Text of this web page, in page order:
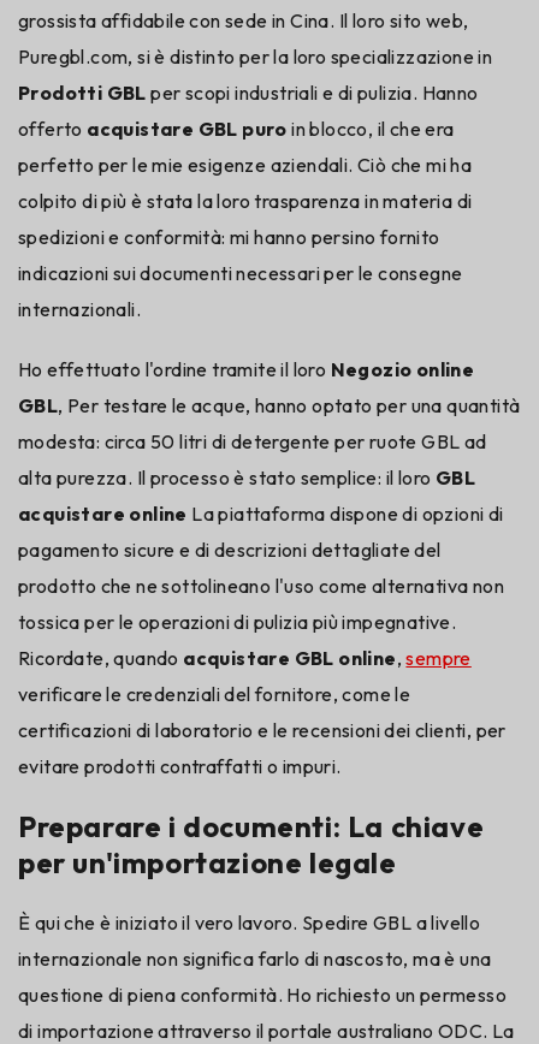
grossista affidabile con sede in Cina. Il loro sito web,
Puregbl.com, si è distinto per la loro specializzazione in
Prodotti GBL per scopi industriali e di pulizia. Hanno
offerto acquistare GBL puro in blocco, il che era
perfetto per le mie esigenze aziendali. Ciò che mi ha
colpito di più è stata la loro trasparenza in materia di
spedizioni e conformità: mi hanno persino fornito
indicazioni sui documenti necessari per le consegne
internazionali.
Ho effettuato l'ordine tramite il loro Negozio online
GBL, Per testare le acque, hanno optato per una quantità
modesta: circa 50 litri di detergente per ruote GBL ad
alta purezza. Il processo è stato semplice: il loro GBL
acquistare online La piattaforma dispone di opzioni di
pagamento sicure e di descrizioni dettagliate del
prodotto che ne sottolineano l'uso come alternativa non
tossica per le operazioni di pulizia più impegnative.
Ricordate, quando acquistare GBL online,sempre
verificare le credenziali del fornitore, come le
certificazioni di laboratorio e le recensioni dei clienti, per
evitare prodotti contraffatti o impuri.
Preparare i documenti: La chiave
per un'importazione legale
È qui che è iniziato il vero lavoro. Spedire GBL a livello
internazionale non significa farlo di nascosto, ma è una
questione di piena conformità. Ho richiesto un permesso
di importazione attraverso il portale australiano ODC. La